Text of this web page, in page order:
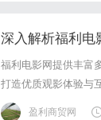
深入解析福利电
福利电影网提供丰富
打造优质观影体验与
盈利商贸网